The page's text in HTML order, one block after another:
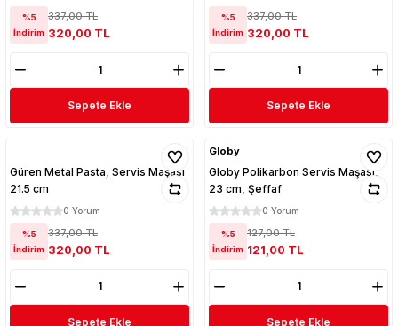
%5
İndirim
337,00 TL
320,00 TL
Sepete Ekle
%5
İndirim
337,00 TL
320,00 TL
Sepete Ekle
Güren Metal Pasta, Servis Maşası
21.5 cm
0 Yorum
%5
İndirim
337,00 TL
320,00 TL
Sepete Ekle
Globy
Globy Polikarbon Servis Maşası,
23 cm, Şeffaf
0 Yorum
%5
İndirim
127,00 TL
121,00 TL
Sepete Ekle